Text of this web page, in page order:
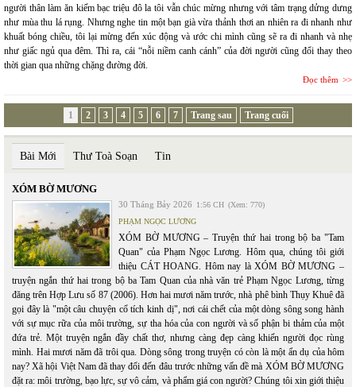
người thân làm ăn kiếm bạc triệu đô la tôi vẫn chúc mừng nhưng với tâm trạng dửng dưng
như mùa thu lá rụng. Nhưng nghe tin một bạn già vừa thảnh thơi an nhiên ra đi nhanh như
khuất bóng chiều, tôi lại mừng đến xúc động và ước chi mình cũng sẽ ra đi nhanh và nhẹ
như giấc ngủ qua đêm. Thì ra, cái “nỗi niềm canh cánh” của đời người cũng đổi thay theo
thời gian qua những chặng đường đời.
Đọc thêm
1 2 3 4 5 6 7 Trang sau Trang cuối
Bài Mới Thư Toà Soạn Tin
XÓM BỜ MƯƠNG
30 Tháng Bảy 2026 1:56 CH (Xem: 770)
PHẠM NGỌC LƯƠNG
XÓM BỜ MƯƠNG – Truyện thứ hai trong bộ ba "Tam
Quan" của Phạm Ngọc Lương. Hôm qua, chúng tôi giới
thiệu CÁT HOANG. Hôm nay là XÓM BỜ MƯƠNG –
truyện ngắn thứ hai trong bộ ba Tam Quan của nhà văn trẻ Phạm Ngọc Lương, từng
đăng trên Hợp Lưu số 87 (2006). Hơn hai mươi năm trước, nhà phê bình Thụy Khuê đã
gọi đây là "một câu chuyện cổ tích kinh dị", nơi cái chết của một dòng sông song hành
với sự mục rữa của môi trường, sự tha hóa của con người và số phận bi thảm của một
đứa trẻ. Một truyện ngắn đầy chất thơ, nhưng càng đẹp càng khiến người đọc rùng
mình. Hai mươi năm đã trôi qua. Dòng sông trong truyện có còn là một ẩn dụ của hôm
nay? Xã hội Việt Nam đã thay đổi đến đâu trước những vấn đề mà XÓM BỜ MƯƠNG
đặt ra: môi trường, bạo lực, sự vô cảm, và phẩm giá con người? Chúng tôi xin giới thiệu